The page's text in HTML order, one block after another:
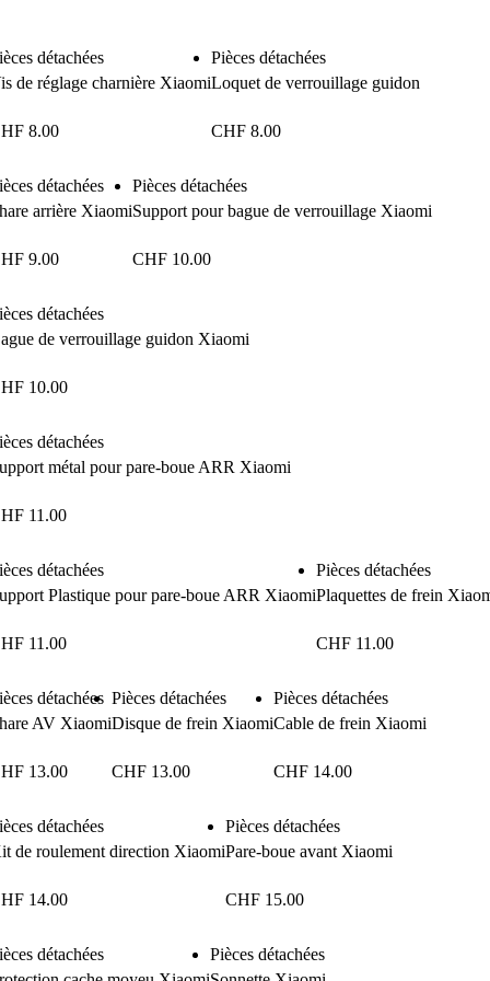
détachées
de réglage charnière Xiaomi
8.00
Pièces détachées
Loquet de verrouillage guidon
CHF 8.00
détachées
arrière Xiaomi
9.00
Pièces détachées
Support pour bague de verrouillage Xiaomi
CHF 10.00
détachées
de verrouillage guidon Xiaomi
10.00
détachées
métal pour pare-boue ARR Xiaomi
11.00
détachées
Plastique pour pare-boue ARR Xiaomi
11.00
Pièces détachées
Plaquettes de frein
CHF 11.00
détachées
AV Xiaomi
13.00
Pièces détachées
Disque de frein Xiaomi
CHF 13.00
Pièces détachées
Cable de frein Xiaomi
CHF 14.00
détachées
de roulement direction Xiaomi
14.00
Pièces détachées
Pare-boue avant Xiaomi
CHF 15.00
détachées
Pièces détachées